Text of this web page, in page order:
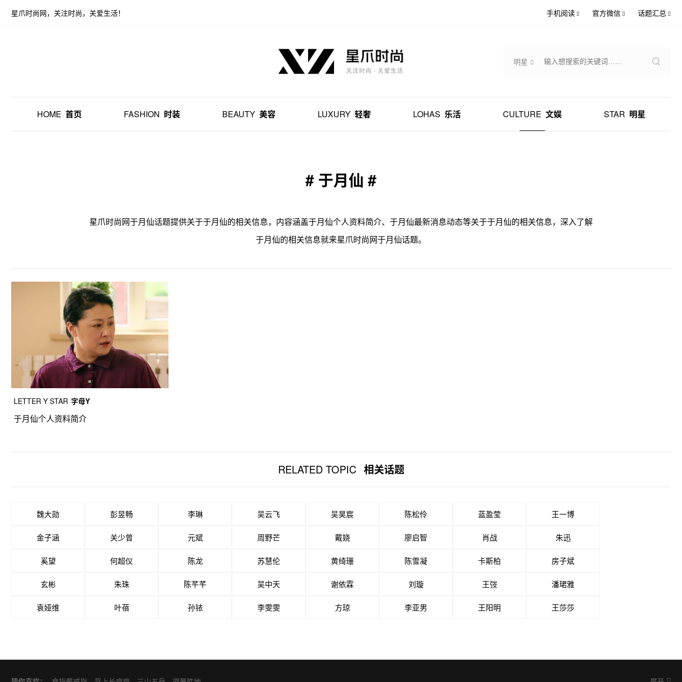
星爪时尚网，关注时尚，关爱生活！ 手机阅读 官方微信 话题汇总
明星
HOME 首页 FASHION 时装 BEAUTY 美容 LUXURY 轻奢 LOHAS 乐活 CULTURE 文娱 STAR 明星
# 于月仙 #
星爪时尚网于月仙话题提供关于于月仙的相关信息，内容涵盖于月仙个人资料简介、于月仙最新消息动态等关于于月仙的相关信息，深入了解
于月仙的相关信息就来星爪时尚网于月仙话题。
LETTER Y STAR 字母Y
于月仙个人资料简介
RELATED TOPIC 相关话题
魏大勋 彭昱畅 李琳 吴云飞 吴昊宸 陈松伶 蓝盈莹 王一博
金子涵 关少曾 元斌 周野芒 戴娆 廖启智 肖战 朱迅
奚望 何超仪 陈龙 苏慧伦 黄绮珊 陈雪凝 卡斯柏 房子斌
玄彬 朱珠 陈芊芊 吴中天 谢依霖 刘璇 王弢 潘珺雅
袁娅维 叶蓓 孙铱 李雯雯 方琼 李亚男 王阳明 王莎莎